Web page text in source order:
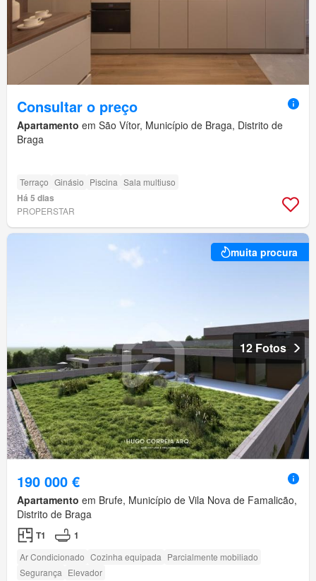
Consultar o preço
Apartamento em São Vítor, Município de Braga, Distrito de
Braga
Terraço Ginásio Piscina Sala multiuso
Há 5 dias
PROPERSTAR
muita procura
12 Fotos
190 000 €
Apartamento em Brufe, Município de Vila Nova de Famalicão,
Distrito de Braga
T1 1
Ar Condicionado Cozinha equipada Parcialmente mobiliado
Segurança Elevador